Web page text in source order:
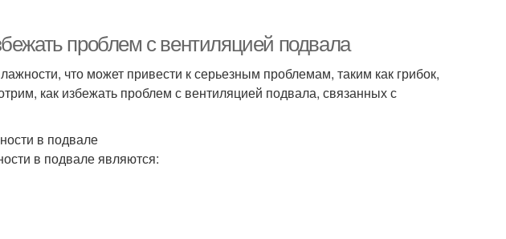
проблем с вентиляцией подвала
что может привести к серьезным проблемам, таким как грибок,
как избежать проблем с вентиляцией подвала, связанных с
в подвале
в подвале являются: